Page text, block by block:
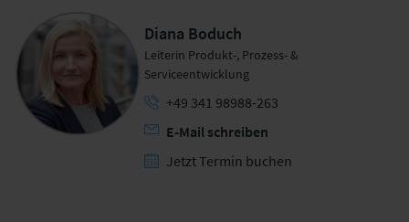
Diana Boduch
Leiterin Produkt-, Prozess- &
Serviceentwicklung
+49 341 98988-263
E-Mail schreiben
Jetzt Termin buchen